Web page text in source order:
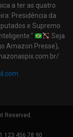
a ter as quatro
Presidência da
e Supremo
Seja
Amazon Presse),
Reserved.
123 456 78 90